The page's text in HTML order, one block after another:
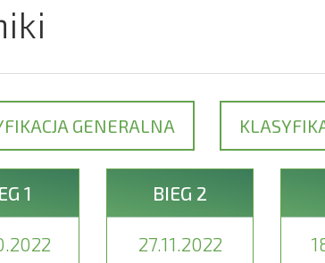
GENERALNA
1 BIEG 2
27.11.2022